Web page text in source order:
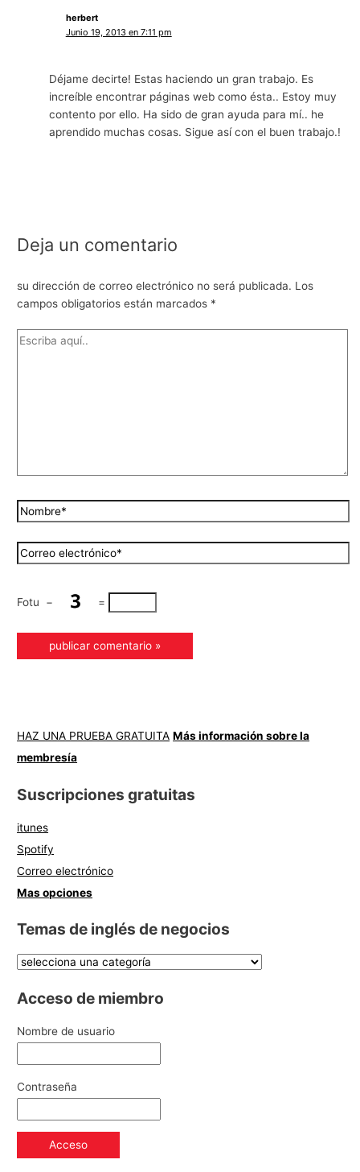
herbert
Junio 19, 2013 en 7:11 pm
Déjame decirte! Estas haciendo un gran trabajo. Es
increíble encontrar páginas web como ésta.. Estoy muy
contento por ello. Ha sido de gran ayuda para mí.. he
aprendido muchas cosas. Sigue así con el buen trabajo.!
Deja un comentario
su dirección de correo electrónico no será publicada. Los
campos obligatorios están marcados *
Fotu − =
HAZ UNA PRUEBA GRATUITA Más información sobre la
membresía
Suscripciones gratuitas
itunes
Spotify
Correo electrónico
Mas opciones
Temas de inglés de negocios
Acceso de miembro
Nombre de usuario
Contraseña